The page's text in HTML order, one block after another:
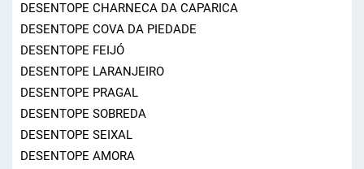
DESENTOPE CHARNECA DA CAPARICA
DESENTOPE COVA DA PIEDADE
DESENTOPE FEIJÓ
DESENTOPE LARANJEIRO
DESENTOPE PRAGAL
DESENTOPE SOBREDA
DESENTOPE SEIXAL
DESENTOPE AMORA